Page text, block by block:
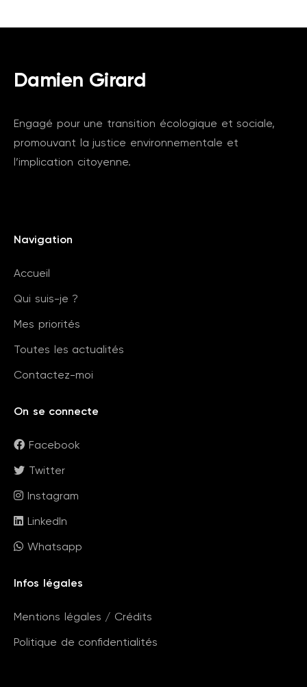
Damien Girard
Engagé pour une transition écologique et sociale,
promouvant la justice environnementale et
l’implication citoyenne.
Navigation
Accueil
Qui suis-je ?
Mes priorités
Toutes les actualités
Contactez-moi
On se connecte
Facebook
Twitter
Instagram
LinkedIn
Whatsapp
Infos légales
Mentions légales / Crédits
Politique de confidentialités